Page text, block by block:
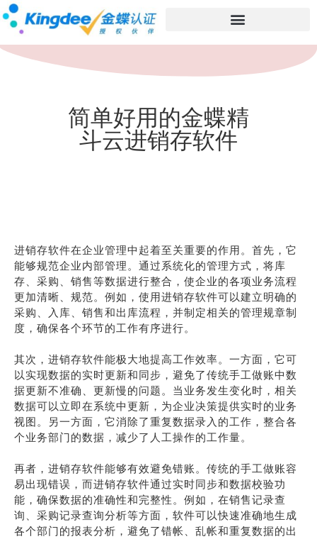
简单好用的金蝶精
斗云进销存软件
进销存软件在企业管理中起着至关重要的作用。首先，它
能够规范企业内部管理。通过系统化的管理方式，将库
存、采购、销售等数据进行整合，使企业的各项业务流程
更加清晰、规范。例如，使用进销存软件可以建立明确的
采购、入库、销售和出库流程，并制定相关的管理规章制
度，确保各个环节的工作有序进行。
其次，进销存软件能极大地提高工作效率。一方面，它可
以实现数据的实时更新和同步，避免了传统手工做账中数
据更新不准确、更新慢的问题。当业务发生变化时，相关
数据可以立即在系统中更新，为企业决策提供实时的业务
视图。另一方面，它消除了重复数据录入的工作，整合各
个业务部门的数据，减少了人工操作的工作量。
再者，进销存软件能够有效避免错账。传统的手工做账容
易出现错误，而进销存软件通过实时同步和数据校验功
能，确保数据的准确性和完整性。例如，在销售记录查
询、采购记录查询分析等方面，软件可以快速准确地生成
各个部门的报表分析，避免了错帐、乱帐和重复数据的出